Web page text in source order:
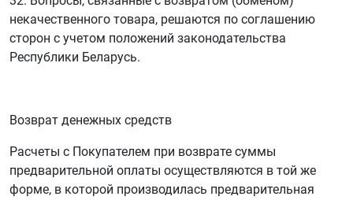
некачественного товара, решаются по соглашению
сторон с учетом положений законодательства
Республики Беларусь.
Возврат денежных средств
Расчеты с Покупателем при возврате суммы
предварительной оплаты осуществляются в той же
форме, в которой производилась предварительная